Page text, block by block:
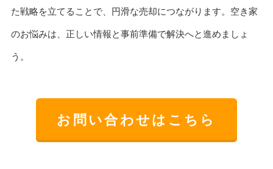
た戦略を立てることで、円滑な売却につながります。空き家
のお悩みは、正しい情報と事前準備で解決へと進めましょ
う。
お問い合わせはこちら